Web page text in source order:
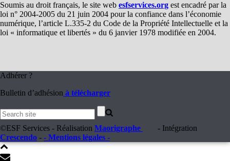
Soumis au droit français, le site web esfservices.org est encadré par la
loi n° 2004-2005 du 21 juin 2004 pour la confiance dans l’économie
numérique, l’article L.335-2 du Code de la Propriété Intellectuelle et la
loi « informatique et libertés » du 6 janvier 1978 modifiée en 2004.
Adhérer ?
Bulletin d’adhésion à télécharger
©ESF Services - Réalisation Maorigraphe
- Intégration
Crescendo - - Mentions légales -